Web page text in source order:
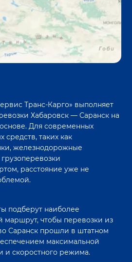
Транс-Карго» выполняет
Хабаровск —Саранск на
Для современных
средств, таких как
железнодорожные
расстояние уже не
подберут наиболее
маршрут, чтобы перевозки из
Саранск прошли в штатном
максимальной
и скоростного режима.